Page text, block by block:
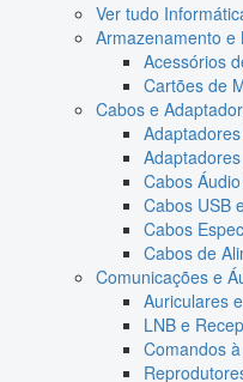
Ver tudo
Armazenamento e
Acessórios
Cartões de
Cabos e
Cabos
Cabos USB
Cabos
Cabos de
Comunicações e
Auriculares
LNB e
Comandos